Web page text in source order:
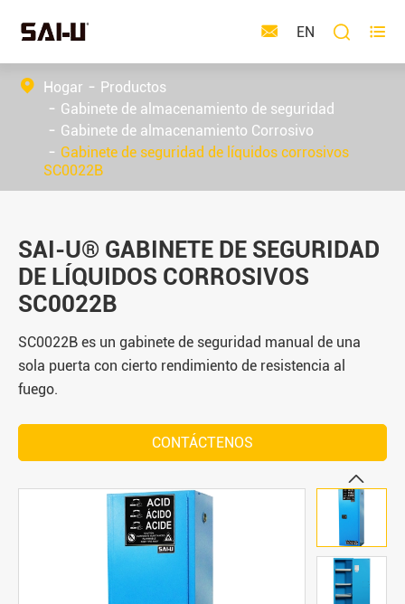
 EN  
Hogar
Productos
Gabinete de almacenamiento de seguridad
Gabinete de almacenamiento Corrosivo
Gabinete de seguridad de líquidos corrosivos
SC0022B
SAI-U® GABINETE DE SEGURIDAD
DE LÍQUIDOS CORROSIVOS
SC0022B
SC0022B es un gabinete de seguridad manual de una
sola puerta con cierto rendimiento de resistencia al
fuego.
CONTÁCTENOS
